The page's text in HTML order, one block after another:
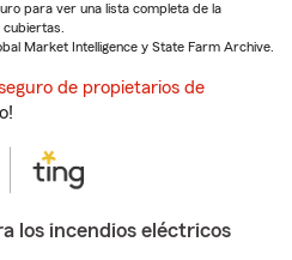
para ver una lista completa de la
Market Intelligence y State Farm Archive.
de propietarios de
los incendios eléctricos